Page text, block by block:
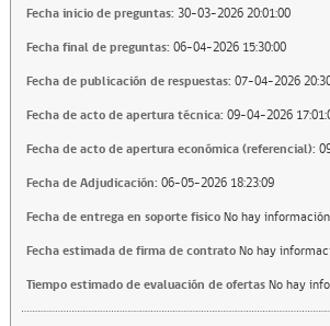
Fecha inicio de preguntas: 30-03-2026 20:01:00
Fecha final de preguntas: 06-04-2026 15:30:00
Fecha de publicación de respuestas: 07-04-2026
Fecha de acto de apertura técnica: 09-04-2026
Fecha de acto de apertura económica (referencial):
Fecha de Adjudicación: 06-05-2026 18:23:09
Fecha de entrega en soporte fisicoNo hay información
Fecha estimada de firma de contratoNo hay
Tiempo estimado de evaluación de ofertasNo hay